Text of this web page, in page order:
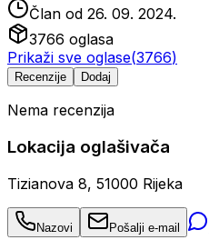
Član od 26. 09. 2024.
3766 oglasa
Prikaži sve oglase(3766)
Recenzije Dodaj
Nema recenzija
Lokacija oglašivača
Tizianova 8, 51000 Rijeka
Nazovi Pošalji e-mail